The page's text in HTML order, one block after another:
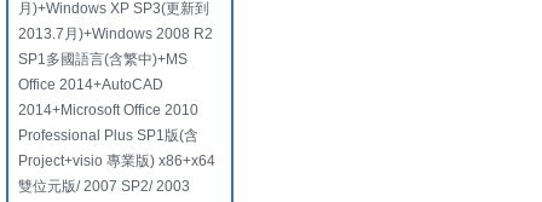
月)+Windows XP SP3(更新到
2013.7月)+Windows 2008 R2
SP1多國語言(含繁中)+MS
Office 2014+AutoCAD
2014+Microsoft Office 2010
Professional Plus SP1版(含
Project+visio 專業版) x86+x64
雙位元版/ 2007 SP2/ 2003